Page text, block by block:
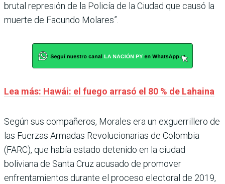
brutal represión de la Policía de la Ciudad que causó la
muerte de Facundo Molares”.
Lea más: Hawái: el fuego arrasó el 80 % de Lahaina
Según sus compañeros, Morales era un exguerrillero de
las Fuerzas Armadas Revolucionarias de Colombia
(FARC), que había estado detenido en la ciudad
boliviana de Santa Cruz acusado de promover
enfrentamientos durante el proceso electoral de 2019,